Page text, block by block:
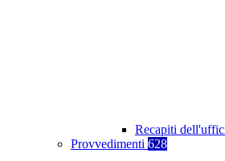
Recapiti
Provvedimenti 628